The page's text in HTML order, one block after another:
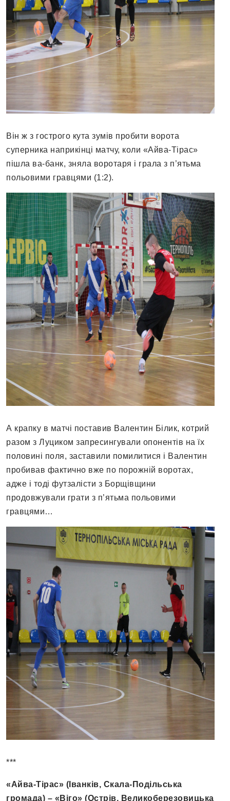
Він ж з гострого кута зумів пробити ворота
суперника наприкінці матчу, коли «Айва-Тірас»
пішла ва-банк, зняла воротаря і грала з п’ятьма
польовими гравцями (1:2).
А крапку в матчі поставив Валентин Білик, котрий
разом з Луциком запресингували опонентів на їх
половині поля, заставили помилитися і Валентин
пробивав фактично вже по порожній воротах,
адже і тоді футзалісти з Борщівщини
продовжували грати з п’ятьма польовими
гравцями…
***
«Айва-Тірас» (Іванків, Скала-Подільська
громада) – «Віго» (Острів, Великоберезовицька